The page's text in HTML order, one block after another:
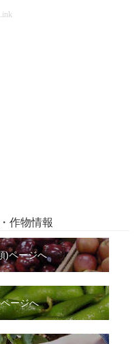
作物情報
)ページへ
ージへ